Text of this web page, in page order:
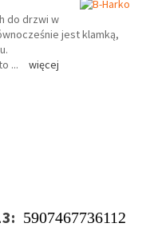
do drzwi w
jest klamką,
... więcej
5907467736112